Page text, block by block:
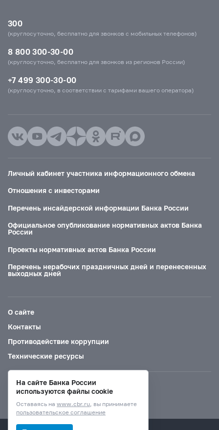
300
(круглосуточно, бесплатно для звонков с мобильных телефонов)
8 800 300-30-00
(круглосуточно, бесплатно для звонков из регионов России)
+7 499 300-30-00
(круглосуточно, в соответствии с тарифами вашего оператора)
Личный кабинет участника информационного обмена
Отношения с инвесторами
Перечень инсайдерской информации Банка России
Официальное опубликование нормативных актов Банка
России
Проекты нормативных актов Банка России
Перечень нерабочих праздничных дней и перенесенных
выходных дней
О сайте
Контакты
Противодействие коррупции
Технические ресурсы
Версия для слабовидящих
На сайте Банка России
используются файлы cookie
Оставаясь на www.cbr.ru, вы принимаете
пользовательское соглашение